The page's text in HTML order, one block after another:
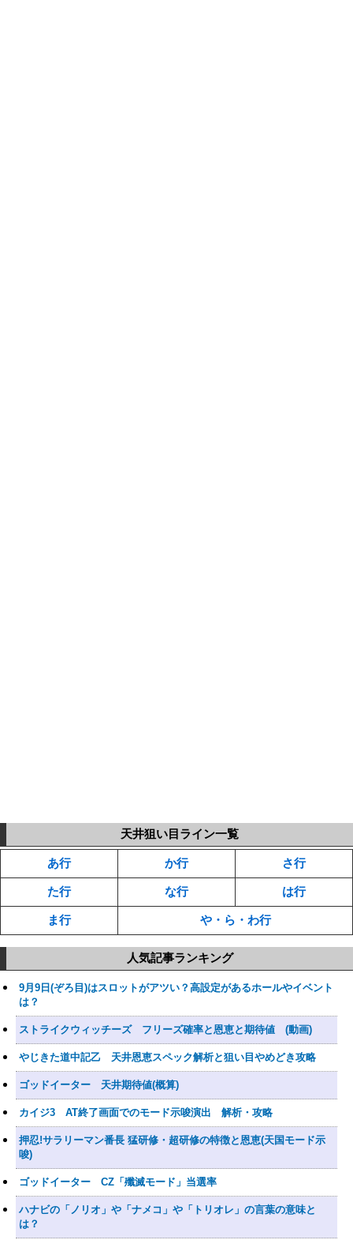
天井狙い目ライン一覧
あ行 か行 さ行
た行 な行 は行
ま行 や・ら・わ行
人気記事ランキング
9月9日(ぞろ目)はスロットがアツい？高設定があるホールやイベント
は？
ストライクウィッチーズ フリーズ確率と恩恵と期待値 (動画)
やじきた道中記乙 天井恩恵スペック解析と狙い目やめどき攻略
ゴッドイーター 天井期待値(概算)
カイジ3 AT終了画面でのモード示唆演出 解析・攻略
押忍!サラリーマン番長 猛研修・超研修の特徴と恩恵(天国モード示
唆)
ゴッドイーター CZ「殲滅モード」当選率
ハナビの「ノリオ」や「ナメコ」や「トリオレ」の言葉の意味と
は？